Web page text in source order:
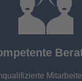
Beratung
oder Ingenieure statt.